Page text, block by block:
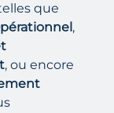
que
,
, ou encore